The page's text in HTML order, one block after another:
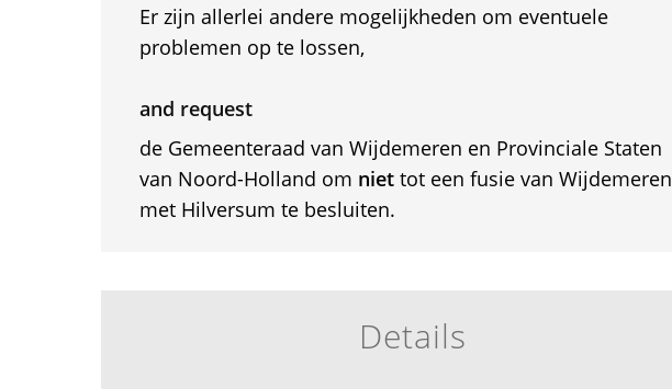
Er zijn allerlei andere mogelijkheden om eventuele
problemen op te lossen,
and request
de Gemeenteraad van Wijdemeren en Provinciale Staten
van Noord-Holland om niettot een fusie van Wijdemeren
met Hilversum te besluiten.
Details